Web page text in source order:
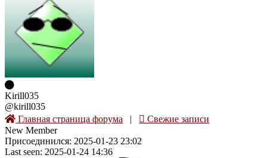
Kirill035
@kirill035
Главная страница форума |
Свежие записи
New Member
Присоединился: 2025-01-23 23:02
Last seen: 2025-01-24 14:36